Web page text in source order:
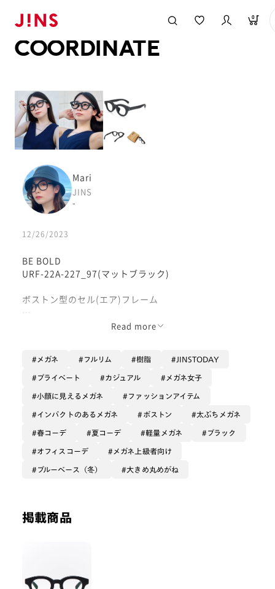
0
COORDINATE
Mari
JINS
-
12/26/2023
BE BOLD
URF-22A-227_97(マットブラック)
ボストン型のセル(エア)フレーム
ユニークな極太が魅力のBE BOLDシリーズが発売で
で見た目に反して軽いです！
バネ丁番採用である程度頭の幅に合わせて動くため、安
定したホールド感とリラックスしたかけ心地が両立して
います。
鼻パッドが一体型で動かないので歪む要素が少ないのも
JINSのメガネでは7枚仕様の丁番はあまり見ないので、
クールな雰囲気を出したい方に◎
受注可能な範囲なら、十中八九はみ出ないです！
Read more
メガネ フルリム 樹脂 JINSTODAY
プライベート カジュアル メガネ女子
小顔に見えるメガネ ファッションアイテム
インパクトのあるメガネ ボストン 太ぶちメガネ
春コーデ 夏コーデ 軽量メガネ ブラック
オフィスコーデ メガネ上級者向け
ブルーベース（冬） 大きめ丸めがね
掲載商品